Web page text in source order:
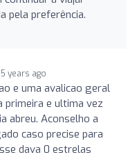
pela preferência.
5 years ago
e uma avalicao geral
primeira e ultima vez
abreu. Aconselho a
caso precise para
dava 0 estrelas